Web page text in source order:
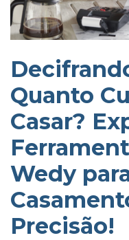
Quanto
Casar?
Wedy
Precisão!